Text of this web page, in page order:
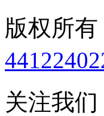
版权所
关注我们